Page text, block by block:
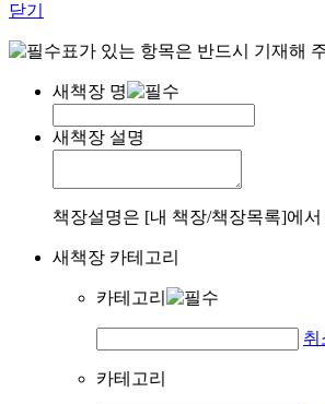
닫기
표가 있는 항목은 반드시 기재해
새책장 명
새책장 설명
책장설명은 [내 책장/책장목록]에
새책장 카테고리
카테고리
취
카테고리